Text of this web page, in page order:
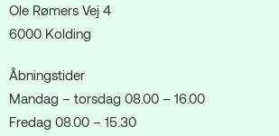
Ole Rømers Vej 4
6000 Kolding
Åbningstider
Mandag – torsdag 08.00 – 16.00
Fredag 08.00 – 15.30